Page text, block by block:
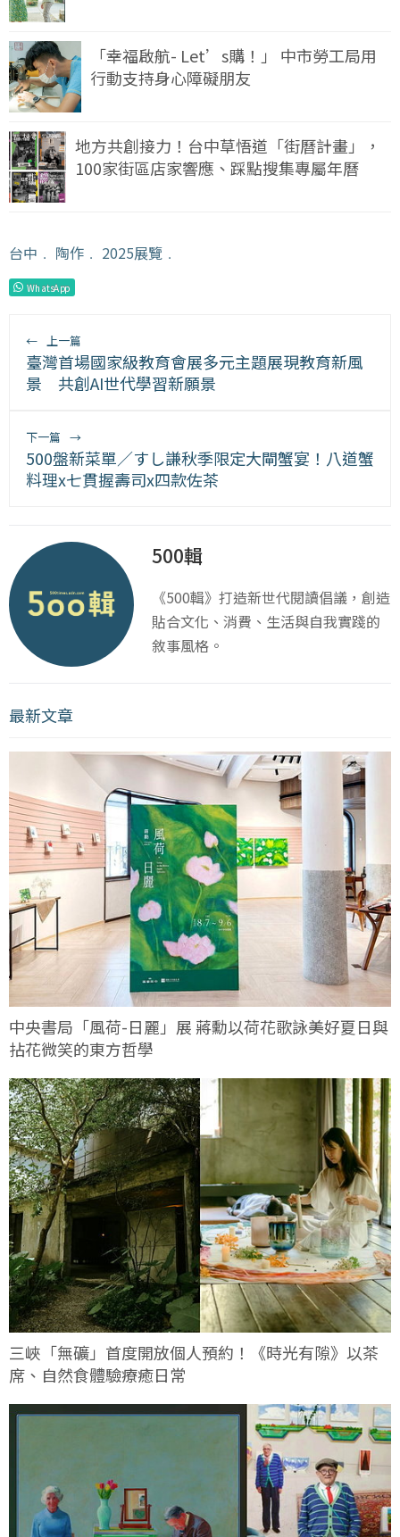
「幸福啟航- Let’s購！」 中市勞工局用
行動支持身心障礙朋友
地方共創接力！台中草悟道「街曆計畫」，
100家街區店家響應、踩點搜集專屬年曆
台中 ﹒ 陶作 ﹒ 2025展覽 ﹒
WhatsApp
← 上一篇
臺灣首場國家級教育會展多元主題展現教育新風
景 共創AI世代學習新願景
下一篇 →
500盤新菜單／すし謙秋季限定大閘蟹宴！八道蟹
料理x七貫握壽司x四款佐茶
500輯
《500輯》打造新世代閱讀倡議，創造
貼合文化、消費、生活與自我實踐的
敘事風格。
最新文章
中央書局「風荷-日麗」展 蔣勳以荷花歌詠美好夏日與
拈花微笑的東方哲學
三峽「無礦」首度開放個人預約！《時光有隙》以茶
席、自然食體驗療癒日常